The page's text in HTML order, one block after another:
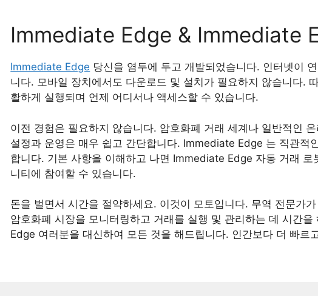
Immediate Edge & Immediate
Immediate Edge 당신을 염두에 두고 개발되었습니다. 인터넷이
니다. 모바일 장치에서도 다운로드 및 설치가 필요하지 않습니다.
활하게 실행되며 언제 어디서나 액세스할 수 있습니다.
이전 경험은 필요하지 않습니다. 암호화폐 거래 세계나 일반적인
설정과 운영은 매우 쉽고 간단합니다. Immediate Edge 는 직관적
합니다. 기본 사항을 이해하고 나면 Immediate Edge 자동 거래 로
니티에 참여할 수 있습니다.
돈을 벌면서 시간을 절약하세요. 이것이 모토입니다. 무역 전문가
암호화폐 시장을 모니터링하고 거래를 실행 및 관리하는 데 시간
Edge 여러분을 대신하여 모든 것을 해드립니다. 인간보다 더 빠르